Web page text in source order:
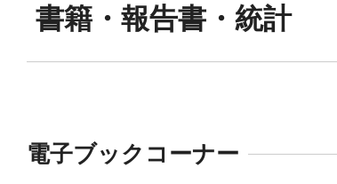
書籍・報告書・統計
電子ブックコーナー